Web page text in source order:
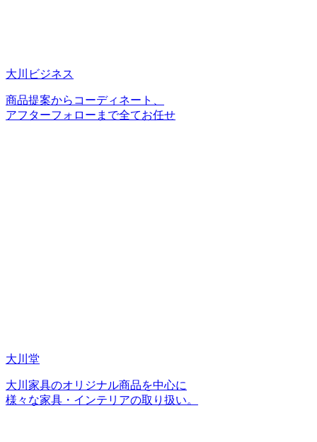
大川ビジネス
商品提案からコーディネート、
アフターフォローまで全てお任せ
大川堂
大川家具のオリジナル商品を中心に
様々な家具・インテリアの取り扱い。